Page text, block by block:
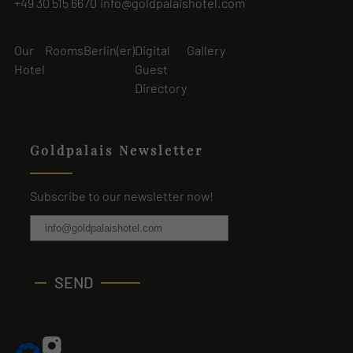
Our
Hotel
RoomsBerlin(er)Digital
Guest
Directory
Gallery
Goldpalais Newsletter
Subscribe to our newsletter now!
SEND
Cookie-Informationen anzeigen